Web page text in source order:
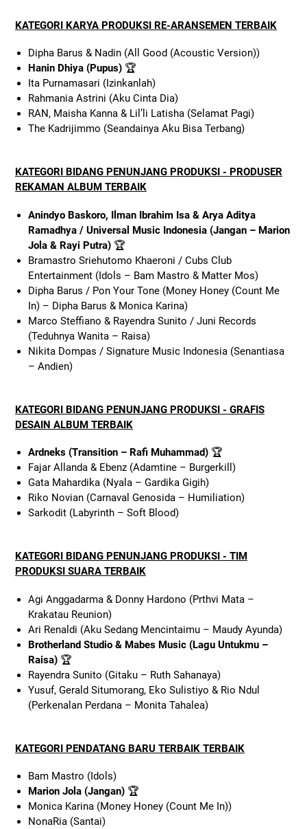
KATEGORI KARYA PRODUKSI RE-ARANSEMEN TERBAIK
Dipha Barus & Nadin (All Good (Acoustic Version))
Hanin Dhiya (Pupus)🏆
Ita Purnamasari (Izinkanlah)
Rahmania Astrini (Aku Cinta Dia)
RAN, Maisha Kanna & Lil’li Latisha (Selamat Pagi)
The Kadrijimmo (Seandainya Aku Bisa Terbang)
KATEGORI BIDANG PENUNJANG PRODUKSI - PRODUSER
REKAMAN ALBUM TERBAIK
Anindyo Baskoro, Ilman Ibrahim Isa & Arya Aditya
Ramadhya / Universal Music Indonesia (Jangan – Marion
Jola & Rayi Putra)🏆
Bramastro Sriehutomo Khaeroni / Cubs Club
Entertainment (Idols – Bam Mastro & Matter Mos)
Dipha Barus / Pon Your Tone (Money Honey (Count Me
In) – Dipha Barus & Monica Karina)
Marco Steffiano & Rayendra Sunito / Juni Records
(Teduhnya Wanita – Raisa)
Nikita Dompas / Signature Music Indonesia (Senantiasa
– Andien)
KATEGORI BIDANG PENUNJANG PRODUKSI - GRAFIS
DESAIN ALBUM TERBAIK
Ardneks (Transition – Rafi Muhammad)🏆
Fajar Allanda & Ebenz (Adamtine – Burgerkill)
Gata Mahardika (Nyala – Gardika Gigih)
Riko Novian (Carnaval Genosida – Humiliation)
Sarkodit (Labyrinth – Soft Blood)
KATEGORI BIDANG PENUNJANG PRODUKSI - TIM
PRODUKSI SUARA TERBAIK
Agi Anggadarma & Donny Hardono (Prthvi Mata –
Krakatau Reunion)
Ari Renaldi (Aku Sedang Mencintaimu – Maudy Ayunda)
Brotherland Studio & Mabes Music (Lagu Untukmu –
Raisa)🏆
Rayendra Sunito (Gitaku – Ruth Sahanaya)
Yusuf, Gerald Situmorang, Eko Sulistiyo & Rio Ndul
(Perkenalan Perdana – Monita Tahalea)
KATEGORI PENDATANG BARU TERBAIK TERBAIK
Bam Mastro (Idols)
Marion Jola (Jangan)🏆
Monica Karina (Money Honey (Count Me In))
NonaRia (Santai)